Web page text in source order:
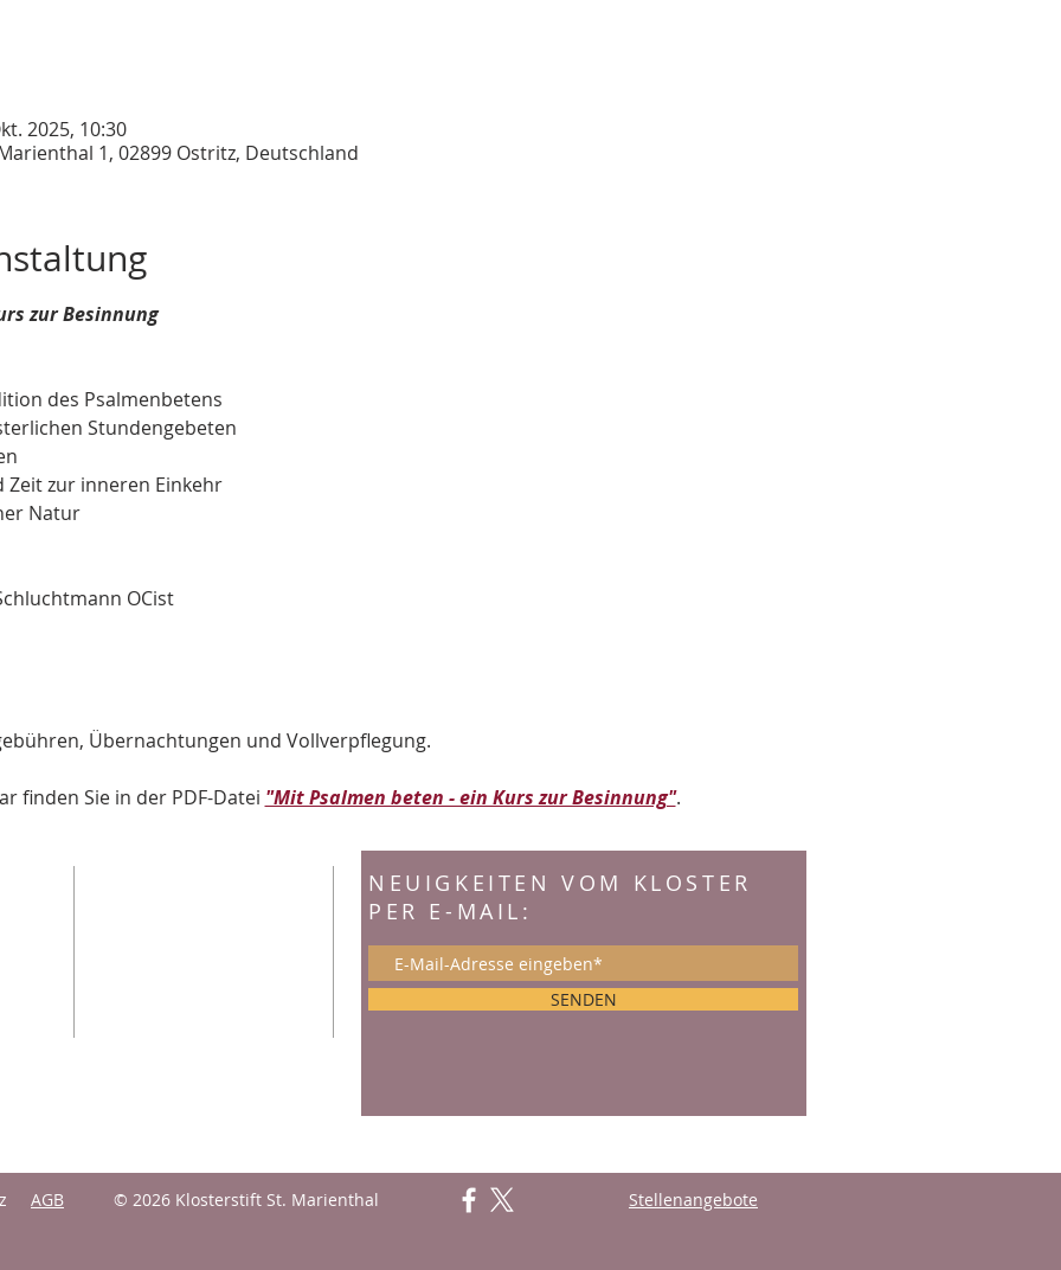
2025, 10:30
1, 02899 Ostritz, Deutschland
zur Besinnung
des Psalmenbetens
Stundengebeten
zur inneren Einkehr
Natur
OCist
Übernachtungen und Vollverpflegung.
finden Sie in der PDF-Datei "Mit Psalmen beten - ein Kurs zur Besinnung".
NEUIGKEITEN VOM KLOSTER
PER E-MAIL:
SENDEN
AGB © 2026 Klosterstift St. Marienthal Stellenangebote